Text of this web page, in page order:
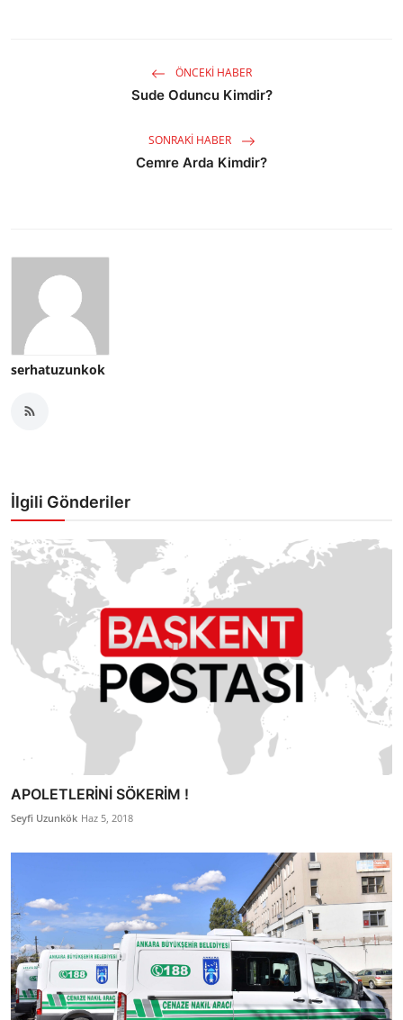
ÖNCEKI HABER
Sude Oduncu Kimdir?
SONRAKI HABER
Cemre Arda Kimdir?
serhatuzunkok
İlgili Gönderiler
APOLETLERİNİ SÖKERİM !
Seyfi Uzunkök Haz 5, 2018